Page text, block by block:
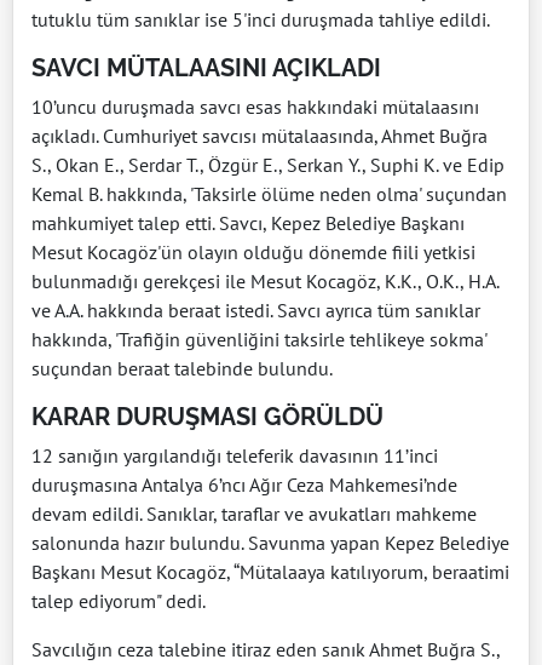
tutuklu tüm sanıklar ise 5'inci duruşmada tahliye edildi.
SAVCI MÜTALAASINI AÇIKLADI
10’uncu duruşmada savcı esas hakkındaki mütalaasını
açıkladı. Cumhuriyet savcısı mütalaasında, Ahmet Buğra
S., Okan E., Serdar T., Özgür E., Serkan Y., Suphi K. ve Edip
Kemal B. hakkında, 'Taksirle ölüme neden olma' suçundan
mahkumiyet talep etti. Savcı, Kepez Belediye Başkanı
Mesut Kocagöz'ün olayın olduğu dönemde fiili yetkisi
bulunmadığı gerekçesi ile Mesut Kocagöz, K.K., O.K., H.A.
ve A.A. hakkında beraat istedi. Savcı ayrıca tüm sanıklar
hakkında, 'Trafiğin güvenliğini taksirle tehlikeye sokma'
suçundan beraat talebinde bulundu.
KARAR DURUŞMASI GÖRÜLDÜ
12 sanığın yargılandığı teleferik davasının 11’inci
duruşmasına Antalya 6’ncı Ağır Ceza Mahkemesi’nde
devam edildi. Sanıklar, taraflar ve avukatları mahkeme
salonunda hazır bulundu. Savunma yapan Kepez Belediye
Başkanı Mesut Kocagöz, “Mütalaaya katılıyorum, beraatimi
talep ediyorum" dedi.
Savcılığın ceza talebine itiraz eden sanık Ahmet Buğra S.,